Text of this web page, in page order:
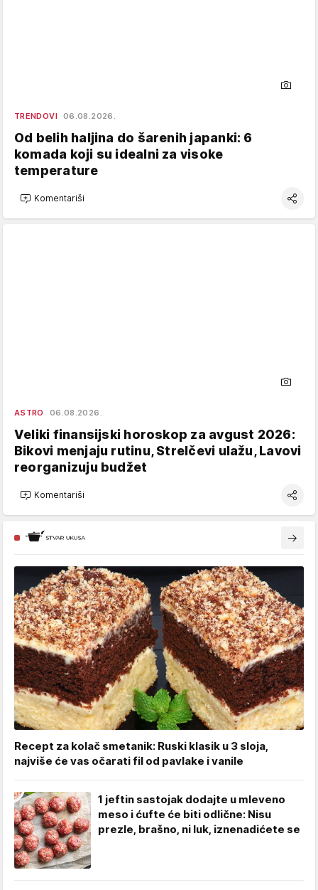
TRENDOVI 06.08.2026.
Od belih haljina do šarenih japanki: 6
komada koji su idealni za visoke
temperature
Komentariši
ASTRO 06.08.2026.
Veliki finansijski horoskop za avgust 2026:
Bikovi menjaju rutinu, Strelčevi ulažu, Lavovi
reorganizuju budžet
Komentariši
Recept za kolač smetanik: Ruski klasik u 3 sloja,
najviše će vas očarati fil od pavlake i vanile
1 jeftin sastojak dodajte u mleveno
meso i ćufte će biti odlične: Nisu
prezle, brašno, ni luk, iznenadićete se